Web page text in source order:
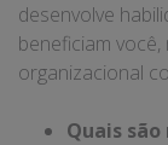
desenvolve
beneficiam
organizacional
Quais